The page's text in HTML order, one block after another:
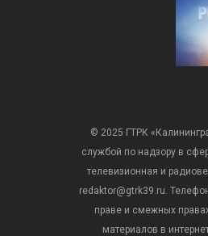
© 2025 ГТРК
службой по надзору в
телевизионная и
redaktor@gtrk39.ru.
праве и смежных
материалов в